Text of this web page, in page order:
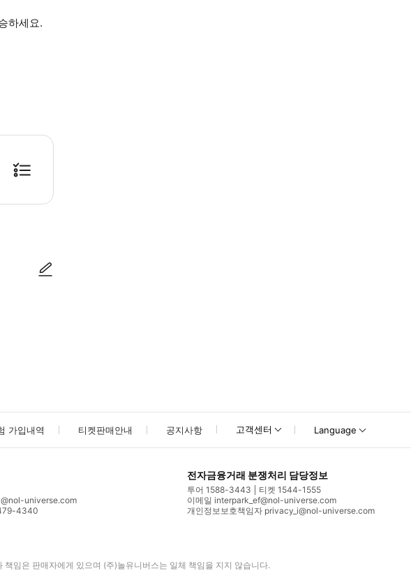
하세요.
니, 예약 시 확인 부탁드립니다.)
가입내역 티켓판매안내 공지사항 고객센터 Language
universe.com
4340
전자금융거래 분쟁처리 담당정보
투어 1588-3443
티켓 1544-1555
이메일 interpark_ef@nol-universe.com
개인정보보호책임자 privacy_i@nol-universe.com
책임은 판매자에게 있으며 (주)놀유니버스는 일체 책임을 지지 않습니다.